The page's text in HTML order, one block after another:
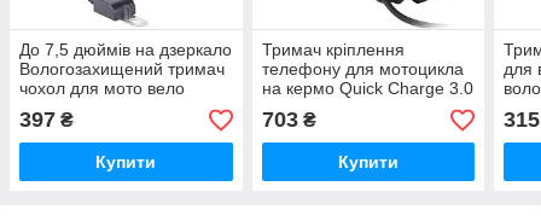
До 7,5 дюймів на дзеркало
Вологозахищений тримач
чохол для мото вело
397 ₴
Купити
Тримач кріплення
телефону для мотоцикла
на кермо Quick Charge 3.0
Універсальне
703₴
Купити
для
315